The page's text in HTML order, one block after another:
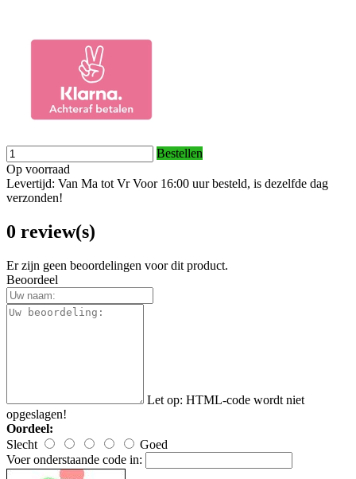
Bestellen
Op voorraad
Levertijd: Van Ma tot Vr Voor 16:00 uur besteld, is dezelfde dag
verzonden!
0 review(s)
Er zijn geen beoordelingen voor dit product.
Beoordeel
Let op: HTML-code wordt niet
opgeslagen!
Oordeel:
Slecht
Goed
Voer onderstaande code in: